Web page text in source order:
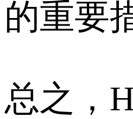
的重要
总之，